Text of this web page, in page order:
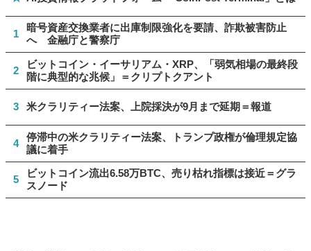
1
暗号資産交換業者に出庫制限強化を要請、詐欺被害防止
へ 金融庁と警察庁
2
ビットコイン・イーサリアム・XRP、「弱気相場の最終段
階に典型的な兆候」＝クリプトクアント
3 米クラリティー法案、上院採決が9月まで延期＝報道
4
停滞中の米クラリティー法案、トランプ政権が倫理規定協
議に着手
5
ビットコイン流出6.58万BTC、売り枯れ指標は接近＝グラ
スノード